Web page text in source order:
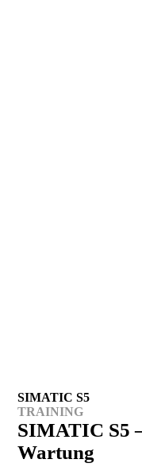
SIMATIC S5
TRAINING
SIMATIC S5
Wartung